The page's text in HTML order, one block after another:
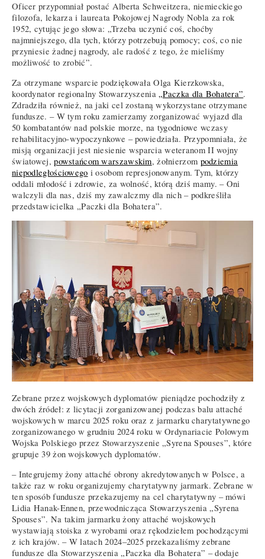
Oficer przypomniał postać Alberta Schweitzera, niemieckiego
filozofa, lekarza i laureata Pokojowej Nagrody Nobla za rok
1952, cytując jego słowa: „Trzeba uczynić coś, choćby
najmniejszego, dla tych, którzy potrzebują pomocy; coś, co nie
przyniesie żadnej nagrody, ale radość z tego, że mieliśmy
możliwość to zrobić”.
Za otrzymane wsparcie podziękowała Olga Kierzkowska,
koordynator regionalny Stowarzyszenia„Paczka dla Bohatera”.
Zdradziła również, na jaki cel zostaną wykorzystane otrzymane
fundusze. – W tym roku zamierzamy zorganizować wyjazd dla
50 kombatantów nad polskie morze, na tygodniowe wczasy
rehabilitacyjno-wypoczynkowe – powiedziała. Przypomniała, że
misją organizacji jest niesienie wsparcia weteranom II wojny
światowej,powstańcom warszawskim, żołnierzom podziemia
niepodległościowego i osobom represjonowanym. Tym, którzy
oddali młodość i zdrowie, za wolność, którą dziś mamy. – Oni
walczyli dla nas, dziś my zawalczmy dla nich – podkreśliła
przedstawicielka „Paczki dla Bohatera”.
Zebrane przez wojskowych dyplomatów pieniądze pochodziły z
dwóch źródeł: z licytacji zorganizowanej podczas balu attaché
wojskowych w marcu 2025 roku oraz z jarmarku charytatywnego
zorganizowanego w grudniu 2024 roku w Ordynariacie Polowym
Wojska Polskiego przez Stowarzyszenie „Syrena Spouses”, które
grupuje 39 żon wojskowych dyplomatów.
– Integrujemy żony attaché obrony akredytowanych w Polsce, a
także raz w roku organizujemy charytatywny jarmark. Zebrane w
ten sposób fundusze przekazujemy na cel charytatywny – mówi
Lidia Hanak-Ennen, przewodnicząca Stowarzyszenia „Syrena
Spouses”. Na takim jarmarku żony attaché wojskowych
wystawiają stoiska z wyrobami oraz rękodziełem pochodzącymi
z ich krajów. – W latach 2024–2025 przekazaliśmy zebrane
fundusze dla Stowarzyszenia „Paczka dla Bohatera” – dodaje